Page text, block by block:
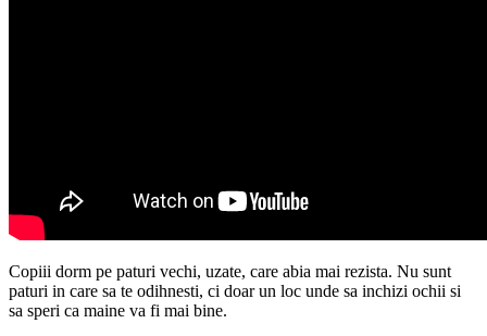
Copiii dorm pe paturi vechi, uzate, care abia mai rezista. Nu sunt
paturi in care sa te odihnesti, ci doar un loc unde sa inchizi ochii si
sa speri ca maine va fi mai bine.